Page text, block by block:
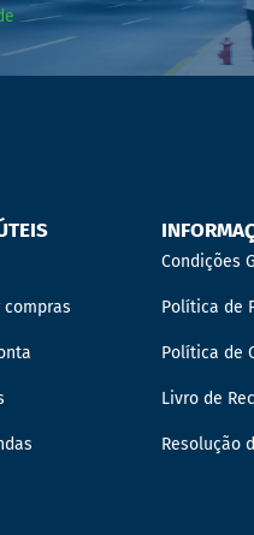
compras
Condições
Política de
Política de
Livro de
Resolução